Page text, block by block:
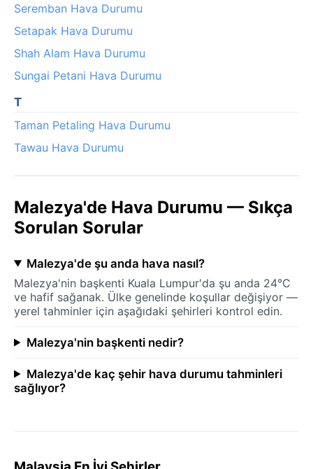
Seremban Hava Durumu
Setapak Hava Durumu
Shah Alam Hava Durumu
Sungai Petani Hava Durumu
T
Taman Petaling Hava Durumu
Tawau Hava Durumu
Malezya'de Hava Durumu — Sıkça
Sorulan Sorular
Malezya'de şu anda hava nasıl?
Malezya'nin başkenti Kuala Lumpur'da şu anda 24°C
ve hafif sağanak. Ülke genelinde koşullar değişiyor —
yerel tahminler için aşağıdaki şehirleri kontrol edin.
Malezya'nin başkenti nedir?
Malezya'de kaç şehir hava durumu tahminleri
sağlıyor?